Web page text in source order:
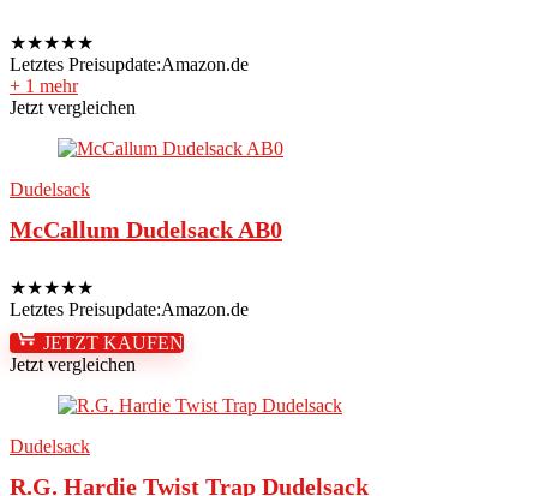
★★★★★
Letztes Preisupdate:Amazon.de
+ 1 mehr
Jetzt vergleichen
Dudelsack
McCallum Dudelsack AB0
★★★★★
Letztes Preisupdate:Amazon.de
JETZT KAUFEN
Jetzt vergleichen
Dudelsack
R.G. Hardie Twist Trap Dudelsack